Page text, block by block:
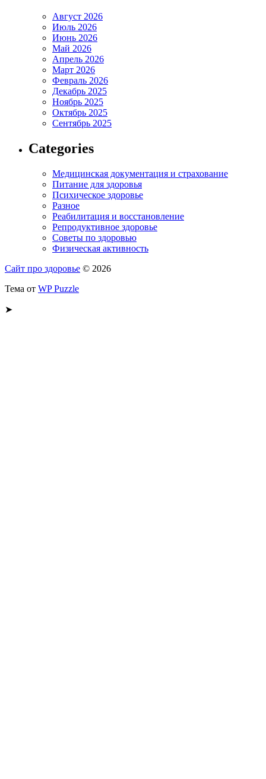
Август 2026
Июль 2026
Июнь 2026
Май 2026
Апрель 2026
Март 2026
Февраль 2026
Декабрь 2025
Ноябрь 2025
Октябрь 2025
Сентябрь 2025
Categories
Медицинская документация и страхование
Питание для здоровья
Психическое здоровье
Разное
Реабилитация и восстановление
Репродуктивное здоровье
Советы по здоровью
Физическая активность
Сайт про здоровье © 2026
Тема от WP Puzzle
➤